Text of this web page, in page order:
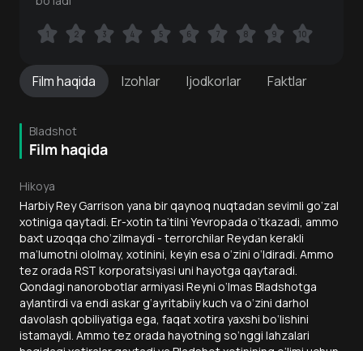
Filmhaqida Izohlar Ijodkorlar Faktlar
Bladshot
Film haqida
Hikoya
Harbiy Rey Garrison yana bir qaynoq nuqtadan sevimli go‘zal
xotiniga qaytadi. Er-xotin ta’tilni Yevropada o‘tkazadi, ammo
baxt uzoqqa cho‘zilmaydi - terrorchilar Reydan kerakli
ma’lumotni ololmay, xotinini, keyin esa o‘zini o‘ldiradi. Ammo
tez orada RST korporatsiyasi uni hayotga qaytaradi.
Qondagi nanorobotlar armiyasi Reyni o‘lmas Bladshotga
aylantirdi va endi askar g‘ayritabiiy kuch va o‘zini darhol
davolash qobiliyatiga ega, faqat xotira yaxshi bo‘lishini
istamaydi. Ammo tez orada hayotning so‘nggi lahzalari
1 2 3 4 5 6 7 8 9 10
1 2 3 4 5 6 7 8 9 10